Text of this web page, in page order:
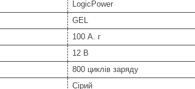
LogicPower
GEL
100 А. г
12 В
800 циклів заряду
Сірий